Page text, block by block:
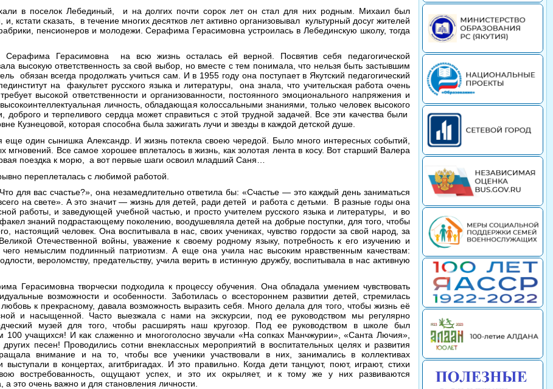
в поселок Лебединый, и на долгих почти сорок лет он стал для них родным. Михаил был
кстати сказать, в течение многих десятков лет активно организовывал культурный досуг жителей
пенсионеров и молодежи. Серафима Герасимовна устроилась в Лебединскую школу, тогда
Герасимовна на всю жизнь осталась ей верной. Посвятив себя педагогической
высокую ответственность за свой выбор, но вместе с тем понимала, что нельзя быть застывшим
обязан всегда продолжать учиться сам. И в 1955 году она поступает в Якутский педагогический
на факультет русского языка и литературы, она знала, что учительская работа очень
высокой ответственности и организованности, постоянного эмоционального напряжения и
личность, обладающая колоссальными знаниями, только человек высокого
доброго и терпеливого сердца может справиться с этой трудной задачей. Все эти качества были
Кузнецовой, которая способна была зажигать лучи и звезды в каждой детской душе.
еще один сынишка Александр. И жизнь потекла своею чередой.
Было много интересных событий,
мгновений. Все самое хорошее вплеталось в жизнь, как золотая лента в косу. Вот старший Валера
поездка к морю, а вот первые шаги освоил младший Саня…
переплеталась с любимой работой.
для вас счастье?», она незамедлительно ответила бы: «Счастье — это каждый день заниматься
на свете». А это значит — жизнь для детей, ради детей и работа с детьми. В разные годы она
работы, и заведующей учебной частью, и просто учителем русского языка и литературы, и во
знаний подрастающему поколению, воодушевляла детей на добрые поступки, для того, чтобы
настоящий человек. Она воспитывала в нас, своих учениках, чувство гордости за свой народ, за
Отечественной войны, уважение к своему родному языку, потребность к его изучению и
немыслим подлинный патриотизм. А еще она учила нас высоким нравственным качествам:
вероломству, предательству, учила верить в истинную дружбу, воспитывала в нас активную
Герасимовна творчески подходила к процессу обучения. Она обладала умением чувствовать
возможности и особенности. Заботилась о всестороннем развитии детей, стремилась
любовь к прекрасному, давала возможность выразить себя. Много делала для того, чтобы жизнь её
и насыщенной. Часто выезжала с нами на экскурсии, под ее руководством мы регулярно
музей для того, чтобы расширять наш кругозор. Под ее руководством в школе был
100 учащихся! И как слаженно и многоголосно звучали «На сопках Манчжурии», «Санта Лючия»,
песен! Проводились сотни внеклассных мероприятий в воспитательных целях и развития
внимание и на то, чтобы все ученики участвовали в них, занимались в коллективах
выступали в концертах, агитбригадах. И это правильно. Когда дети танцуют, поют, играют, стихи
востребованность, ощущают успех, и это их окрыляет, и к тому же у них развиваются
а это очень важно и для становления личности.